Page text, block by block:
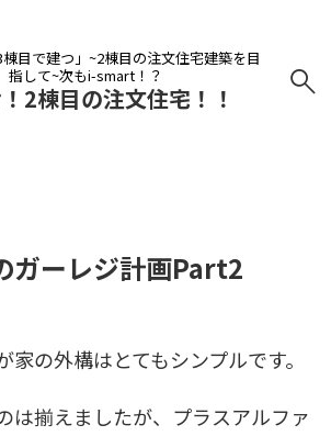
棟目で建つ」~2棟目の注文住宅建築を目
指して~次もi-smart！？
2棟目の注文住宅！！
ガーレジ計画Part2
家の外構はとてもシンプルです。
は揃えましたが、プラスアルファ